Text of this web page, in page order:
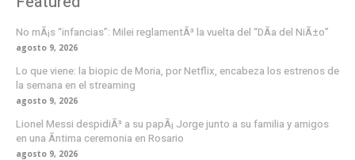
No mÃ¡s “infancias”: Milei reglamentÃ³ la vuelta del “DÃ­a del NiÃ±o”
agosto 9, 2026
Lo que viene: la biopic de Moria, por Netflix, encabeza los estrenos de
la semana en el streaming
agosto 9, 2026
Lionel Messi despidiÃ³ a su papÃ¡ Jorge junto a su familia y amigos
en una Ã­ntima ceremonia en Rosario
agosto 9, 2026